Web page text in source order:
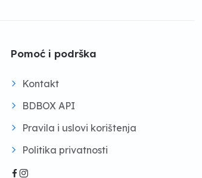
Pomoć i podrška
Kontakt
BDBOX API
Pravila i uslovi korištenja
Politika privatnosti